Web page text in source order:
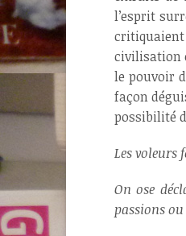
l’esprit
civilisation
le pouvoir
façon
possibilité
Les voleurs
On ose
passions